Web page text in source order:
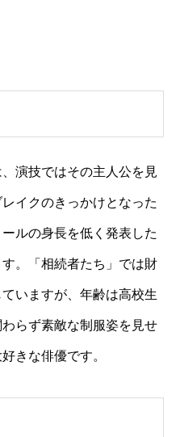
演技ではその主人公を見
イクのきっかけとなった
ルの身長を低く発表した
。「相続者たち」では財
いますが、年齢は高校生
らず素敵な制服姿を見せ
きな俳優です。